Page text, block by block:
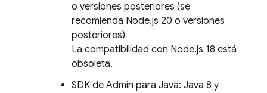
o versiones posteriores (se
recomienda Node.js 20 o versiones
posteriores)
La compatibilidad con Node.js 18 está
obsoleta.
SDK de Admin para Java: Java 8 y